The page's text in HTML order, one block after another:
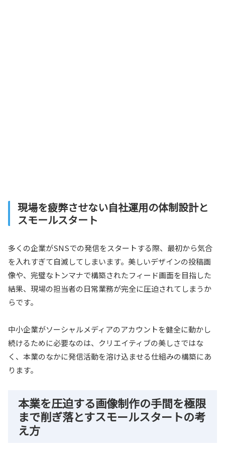
現場を疲弊させない自社運用の体制設計と
スモールスタート
多くの企業がSNSでの発信をスタートする際、最初から気合
を入れすぎて自滅してしまいます。美しいデザインの投稿画
像や、完璧なトンマナで構築されたフィード画面を目指した
結果、現場の担当者の日常業務が完全に圧迫されてしまうか
らです。
中小企業がソーシャルメディアのアカウントを健全に動かし
続けるために必要なのは、クリエイティブの美しさではな
く、本業のなかに発信活動を溶け込ませる仕組みの構築にあ
ります。
本業を圧迫する画像制作の手間を極限
まで削ぎ落とすスモールスタートの考
え方